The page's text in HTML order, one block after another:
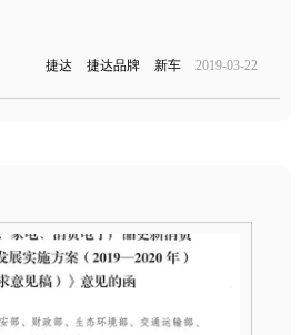
捷达 捷达品牌 新车 2019-03-22